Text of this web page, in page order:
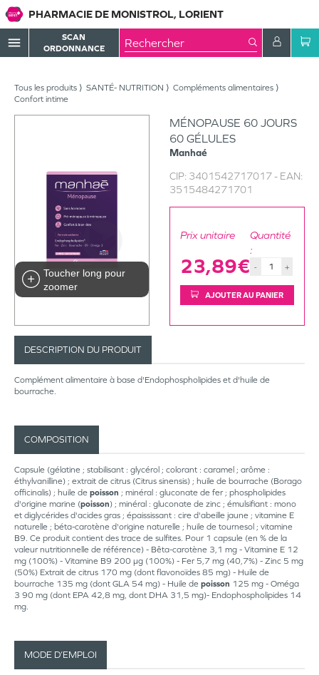
PHARMACIE DE MONISTROL, LORIENT
menu
SCAN
ORDONNANCE
Tous les produits SANTÉ- NUTRITION
Compléments alimentaires
Confort intime
Toucher long pour
zoomer
MÉNOPAUSE 60 JOURS
60 GÉLULES
Manhaé
CIP: 3401542717017- EAN:
3515484271701
Prix unitaire
23,89€
Quantité
:
- +
AJOUTER AU PANIER
DESCRIPTION DU PRODUIT
Complément alimentaire à base d'Endophospholipides et d'huile de
bourrache.
COMPOSITION
Capsule (gélatine ; stabilisant : glycérol ; colorant : caramel ; arôme :
éthylvanilline) ; extrait de citrus (Citrus sinensis) ; huile de bourrache (Borago
officinalis) ; huile de poisson ; minéral : gluconate de fer ; phospholipides
d'origine marine (poisson) ; minéral : gluconate de zinc ; émulsifiant : mono
et diglycérides d'acides gras ; épaississant : cire d'abeille jaune ; vitamine E
naturelle ; béta-carotène d'origine naturelle ; huile de tournesol ; vitamine
B9. Ce produit contient des trace de sulfites. Pour 1 capsule (en % de la
valeur nutritionnelle de référence) - Bêta-carotène 3,1 mg - Vitamine E 12
mg (100%) - Vitamine B9 200 µg (100%) - Fer 5,7 mg (40,7%) - Zinc 5 mg
(50%) Extrait de citrus 170 mg (dont flavonoïdes 85 mg) - Huile de
bourrache 135 mg (dont GLA 54 mg) - Huile de poisson 125 mg - Oméga
3 90 mg (dont EPA 42,8 mg, dont DHA 31,5 mg)- Endophospholipides 14
mg.
MODE D’EMPLOI